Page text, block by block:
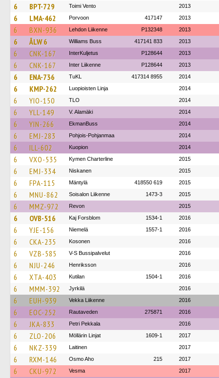
6 BPT-729 Toimi Vento 2013
6 LMA-462 Porvoon 417147 2013
6 BXN-936 Lehdon Liikenne P132348 2013
6 ÅLW 6 Williams Buss 417141 833 2013
6 CNK-167 InterKuljetus P128644 2013
6 CNK-167 Inter Liikenne P128644 2013
6 ENA-736 TuKL 417314 8955 2014
6 KMP-262 Luopioisten Linja 2014
6 YIO-150 TLO 2014
6 YLL-149 V. Alamäki 2014
6 YIN-266 EkmanBuss 2014
6 EMJ-283 Pohjois-Pohjanmaa 2014
6 ILL-602 Kuopion 2014
6 VXO-535 Kymen Charterline 2015
6 EMJ-334 Niskanen 2015
6 FPA-115 Mäntylä 418550 619 2015
6 MNU-862 Soisalon Liikenne 1473-3 2015
6 MMZ-972 Revon 2015
6 OVB-516 Kaj Forsblom 1534-1 2016
6 YJE-156 Niemelä 1557-1 2016
6 CKA-235 Kosonen 2016
6 VZB-585 V-S Bussipalvelut 2016
6 NJU-246 Henriksson 2016
6 XTA-403 Kutilan 1504-1 2016
6 MMM-392 Jyrkilä 2016
6 EUH-939 Vekka Liikenne 2016
6 EOC-252 Rautaveden 275871 2016
6 JKA-833 Petri Pekkala 2016
6 ZLO-206 Möllärin Linjat 1609-1 2017
6 NKZ-339 Laitinen 2017
6 RXM-146 Osmo Aho 215 2017
6 CKU-972 Vesma 2017